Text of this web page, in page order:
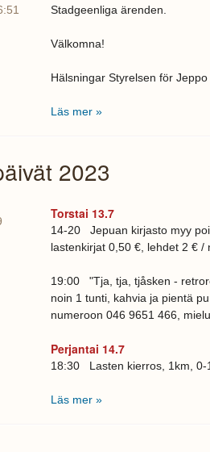
Stadgeenliga ärenden.
Välkomna!
Hälsningar Styrelsen för
Läs mer »
2023
Torstai 13.7
14-20 Jepuan kirjasto myy
lastenkirjat 0,50 €, lehdet 2 € /
19:00 "Tja, tja, tjåsken -
noin 1 tunti, kahvia ja pientä
numeroon 046 9651 466,
Perjantai 14.7
18:30 Lasten kierros, 1km, 0-
Läs mer »